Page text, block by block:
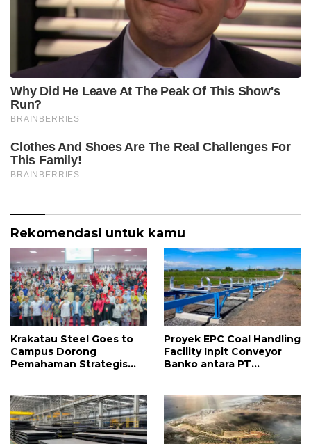
Rekomendasi untuk kamu
Krakatau Steel Goes to
Campus Dorong
Pemahaman Strategis
Distribusi Nasional
Proyek EPC Coal Handling
Facility Inpit Conveyor
Banko antara PT
(Persero) Tbk Rampung
di Awal 2026